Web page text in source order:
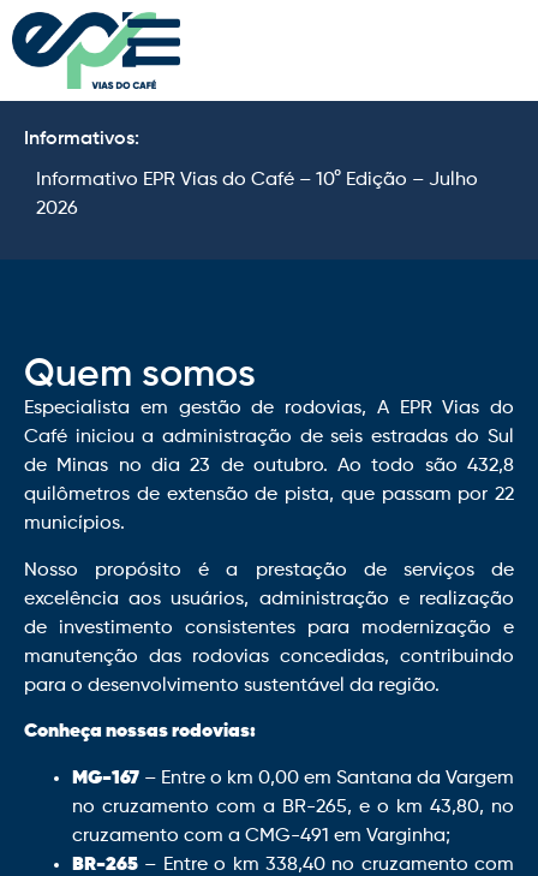
Informativos:
Informativo EPR Vias do Café – 10° Edição – Julho
2026
Quem somos
Especialista em gestão de rodovias, A EPR Vias do
Café iniciou a administração de seis estradas do Sul
de Minas no dia 23 de outubro. Ao todo são 432,8
quilômetros de extensão de pista, que passam por 22
municípios.
Nosso propósito é a prestação de serviços de
excelência aos usuários, administração e realização
de investimento consistentes para modernização e
manutenção das rodovias concedidas, contribuindo
para o desenvolvimento sustentável da região.
Conheça nossas rodovias:
MG-167 – Entre o km 0,00 em Santana da Vargem
no cruzamento com a BR-265, e o km 43,80, no
cruzamento com a CMG-491 em Varginha;
BR-265 – Entre o km 338,40 no cruzamento com